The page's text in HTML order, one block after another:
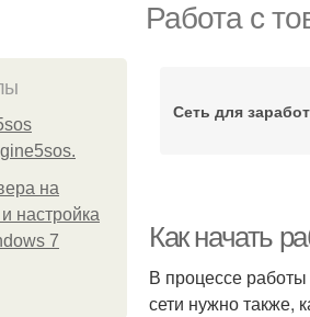
Работа с
на
настройка
7
Сеть для
Как начать
В процессе
сети нужно также,